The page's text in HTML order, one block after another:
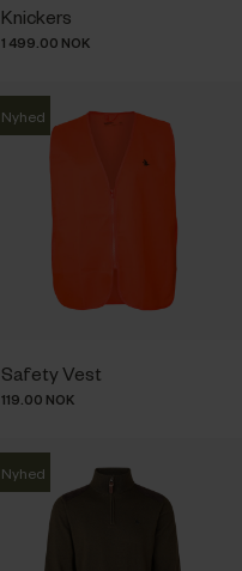
Knickers
1 499.00 NOK
Nyhed
Safety Vest
119.00 NOK
Nyhed